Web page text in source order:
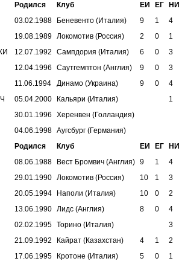
Родился Клуб ЕИ ЕГ
НИ
03.02.1988 Беневенто (Италия) 9 1
4
19.08.1989 Локомотив (Россия) 2 0
1
12.07.1992 Сампдория (Италия) 6 0
3
12.04.1996 Саутгемптон (Англия) 9 0
3
11.06.1994 Динамо (Украина) 9 0
4
05.04.2000 Кальяри (Италия)
1
30.01.1996
Херенвен (Голландия)
04.06.1998 Аугсбург (Германия)
Родился Клуб ЕИ ЕГ
НИ
08.06.1988 Вест Бромвич (Англия) 9 1
4
29.01.1990 Локомотив (Россия) 10 1
3
20.05.1994 Наполи (Италия) 10 0
2
13.06.1990 Лидс (Англия) 8 0
4
02.02.1995 Торино (Италия)
3
21.09.1992 Кайрат (Казахстан) 4 1
2
17.06.1995 Кротоне (Италия) 5 0 1